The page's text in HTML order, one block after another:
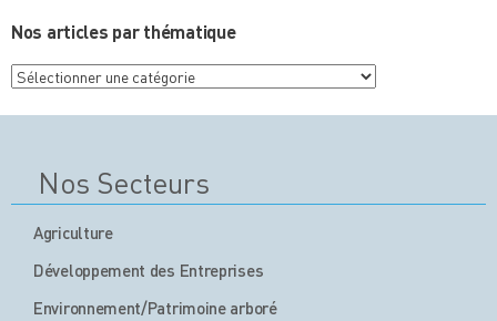
Nos articles par thématique
Nos
articles
Nos Secteurs
Agriculture
Développement des Entreprises
Environnement/Patrimoine arboré